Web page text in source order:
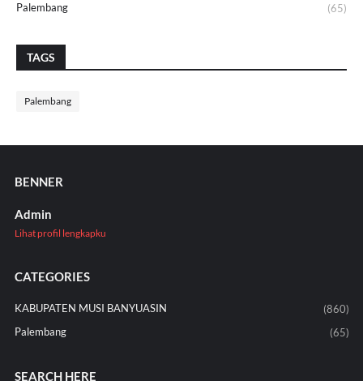
Palembang (65)
TAGS
Palembang
BENNER
Admin
Lihat profil lengkapku
CATEGORIES
KABUPATEN MUSI BANYUASIN
(860)
Palembang
(65)
SEARCH HERE